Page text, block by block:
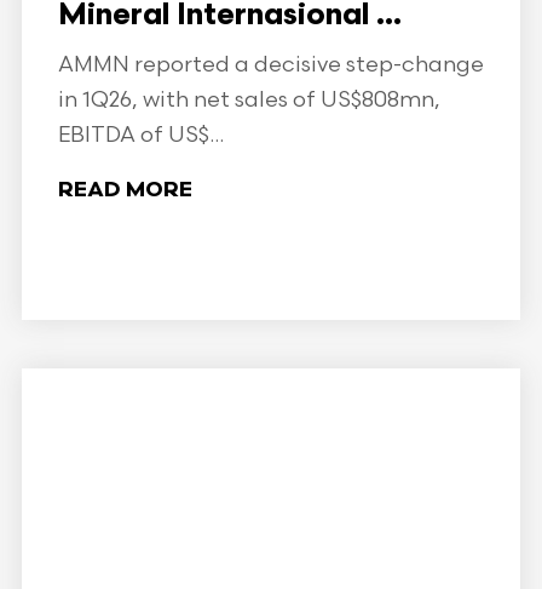
Mineral Internasional ...
AMMN reported a decisive step-change
in 1Q26, with net sales of US$808mn,
EBITDA of US$...
READ MORE